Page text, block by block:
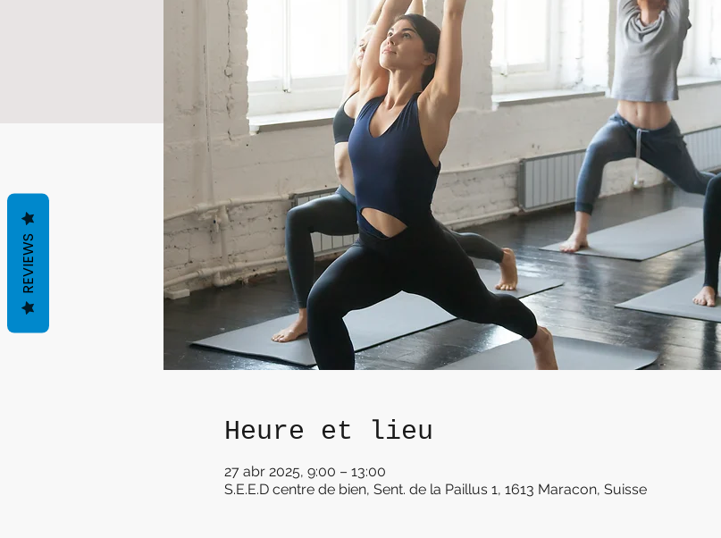
Heure et lieu
27 abr 2025, 9:00 – 13:00
S.E.E.D centre de bien, Sent. de la Paillus 1, 1613 Maracon, Suisse
REVIEWS